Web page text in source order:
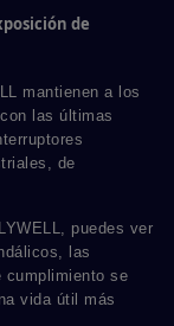
de
mantienen a los
las últimas
de
puedes ver
las
se
vida útil más